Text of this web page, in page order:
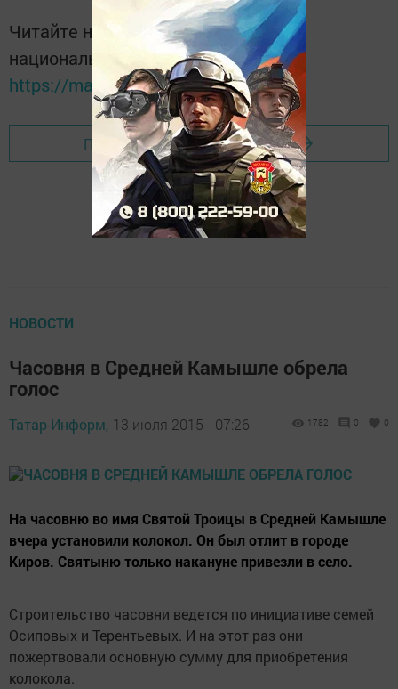
Читайте новости Татарстана в
национальном мессенджере MАХ:
https://max.ru/tatmedia
Перейти на страницу новости
НОВОСТИ
Часовня в Средней Камышле обрела
голос
Татар-Информ, 13 июля 2015 - 07:26 1782 0 0
На часовню во имя Святой Троицы в Средней Камышле
вчера установили колокол. Он был отлит в городе
Киров. Святыню только накануне привезли в село.
Строительство часовни ведется по инициативе семей
Осиповых и Терентьевых. И на этот раз они
пожертвовали основную сумму для приобретения
колокола.